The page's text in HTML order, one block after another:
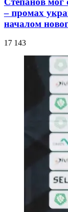
– промах
началом
17 143